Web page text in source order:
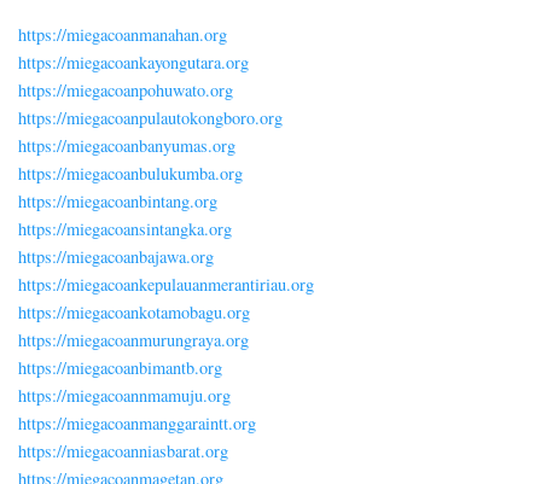
https://miegacoanmanahan.org
https://miegacoankayongutara.org
https://miegacoanpohuwato.org
https://miegacoanpulautokongboro.org
https://miegacoanbanyumas.org
https://miegacoanbulukumba.org
https://miegacoanbintang.org
https://miegacoansintangka.org
https://miegacoanbajawa.org
https://miegacoankepulauanmerantiriau.org
https://miegacoankotamobagu.org
https://miegacoanmurungraya.org
https://miegacoanbimantb.org
https://miegacoannmamuju.org
https://miegacoanmanggaraintt.org
https://miegacoanniasbarat.org
https://miegacoanmagetan.org